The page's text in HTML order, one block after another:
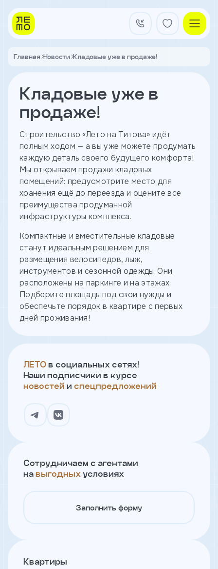
Главная Новости Кладовые уже в продаже!
Кладовые уже в
продаже!
Строительство «Лето на Титова» идёт
полным ходом — а вы уже можете продумать
каждую деталь своего будущего комфорта!
Мы открываем продажи кладовых
помещений: предусмотрите место для
хранения ещё до переезда и оцените все
преимущества продуманной
инфраструктуры комплекса.
Компактные и вместительные кладовые
станут идеальным решением для
размещения велосипедов, лыж,
инструментов и сезонной одежды. Они
расположены на паркинге и на этажах.
Подберите площадь под свои нужды и
обеспечьте порядок в квартире с первых
дней проживания!
ЛЕТО в социальных сетях!
Наши подписчики в курсе
новостей и спецпредложений
Сотрудничаем с агентами
на выгодных условиях
Заполнить форму
Квартиры
звонок
Я
согласен
на
обработку
персональных
данных
и
с
условиями
политики
конфиденциальности
Оставить
заявку
Телефон
обработку
условиями
политики
конфиденциальности
Квартиры
Кладовые
О застройщике
Акции и новости
Агентам
Лето в Городе
Документы
Вакансии
Контакты
Тендеры
Канал доверия